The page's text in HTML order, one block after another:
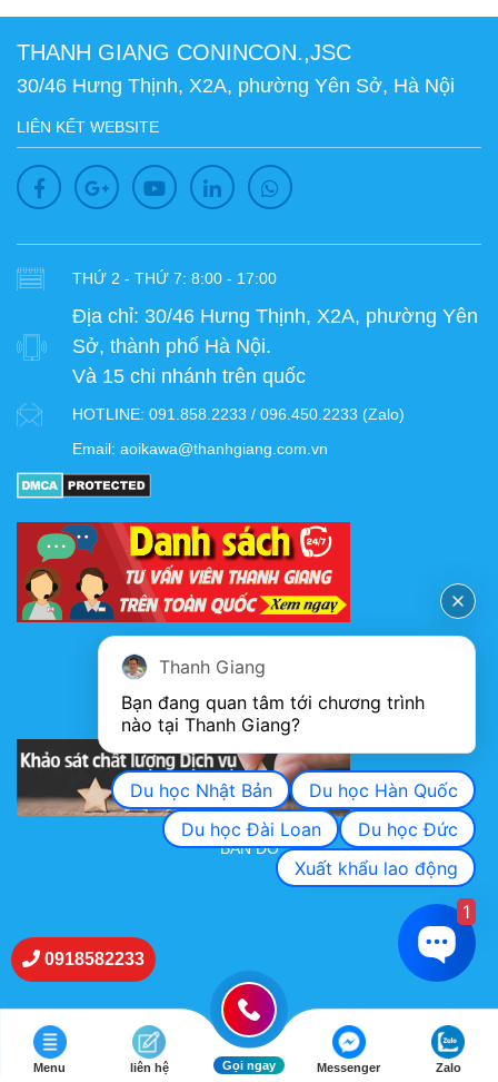
THANH GIANG CONINCON.,JSC
30/46 Hưng Thịnh, X2A, phường Yên Sở, Hà Nội
LIÊN KẾT WEBSITE
THỨ 2 - THỨ 7: 8:00 - 17:00
Địa chỉ: 30/46 Hưng Thịnh, X2A, phường Yên
Sở, thành phố Hà Nội.
Và 15 chi nhánh trên quốc
HOTLINE: 091.858.2233 / 096.450.2233 (Zalo)
Email: aoikawa@thanhgiang.com.vn
KHẢO SÁT CHẤT LƯỢNG DỊCH VỤ
BẢN ĐỒ
0918582233
Menu liên hệ Gọi ngay Messenger Zalo
Thanh Giang
Bạn đang quan tâm tới chương trình
nào tại Thanh Giang?
Du học Nhật Bản
Du học Hàn Quốc
Du học Đài Loan
Du học Đức
Xuất khẩu lao động
1